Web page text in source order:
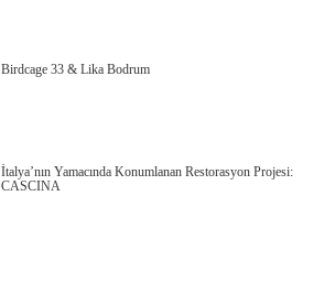
Birdcage 33 & Lika Bodrum
İtalya’nın Yamacında Konumlanan Restorasyon Projesi:
CASCINA